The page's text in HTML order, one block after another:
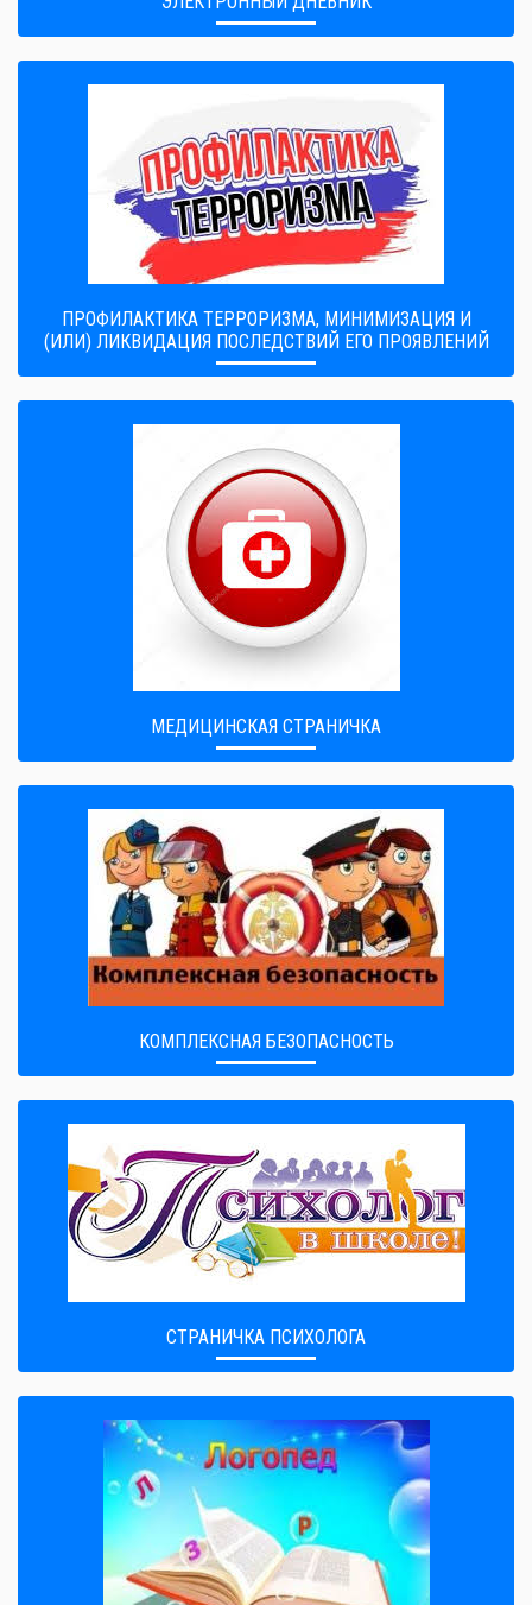
ПРОФИЛАКТИКА ТЕРРОРИЗМА, МИНИМИЗАЦИЯ И
(ИЛИ) ЛИКВИДАЦИЯ ПОСЛЕДСТВИЙ ЕГО ПРОЯВЛЕНИЙ
МЕДИЦИНСКАЯ СТРАНИЧКА
КОМПЛЕКСНАЯ БЕЗОПАСНОСТЬ
СТРАНИЧКА ПСИХОЛОГА